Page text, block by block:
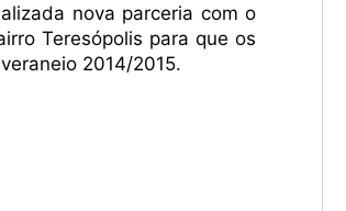
nova parceria com o
Teresópolis para que os
2014/2015.